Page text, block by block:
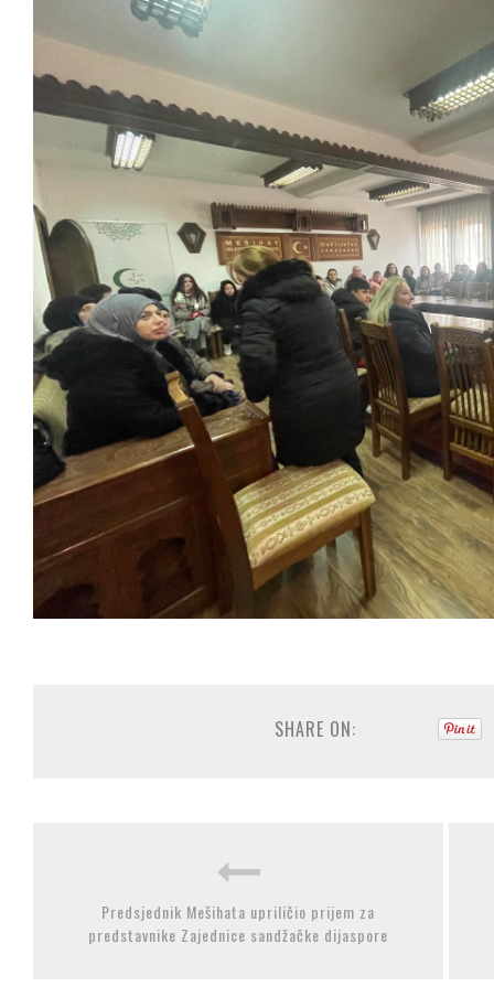
SHARE ON:
Predsjednik Mešihata upriličio prijem za
predstavnike Zajednice sandžačke dijaspore